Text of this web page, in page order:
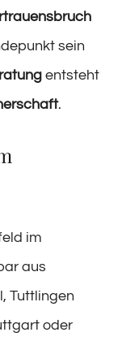
sein
entsteht
.
im
aus
Tuttlingen
oder